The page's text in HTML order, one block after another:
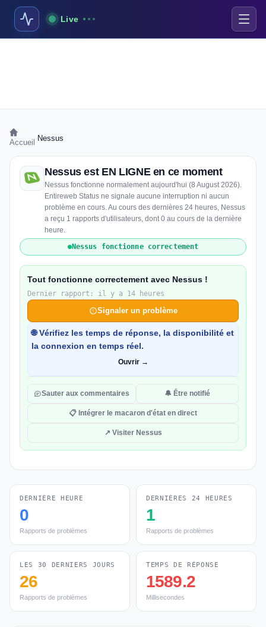
Live
Accueil Nessus
Nessus est EN LIGNE en ce moment
Nessus fonctionne normalement aujourd'hui (8 August 2026).
Entireweb Status ne signale aucune interruption ni aucun
problème en cours. Au cours des dernières 24 heures, Nessus
a reçu 1 rapports d'utilisateurs, dont 0 au cours de la dernière
heure.
Nessus fonctionne correctement
Tout fonctionne correctement avec Nessus !
Dernier rapport: il y a 14 heures
Signaler un problème
🌐 Vérifiez les temps de réponse, la disponibilité et
la connexion en temps réel.
Ouvrir →
Sauter aux commentaires 🔔 Être notifié
📋 Intégrer le macaron d'état en direct
↗ Visiter Nessus
DERNIÈRE HEURE
0
Rapports de problèmes
DERNIÈRES 24 HEURES
1
Rapports de problèmes
LES 30 DERNIERS JOURS
26
Rapports de problèmes
TEMPS DE RÉPONSE
1589.2
Millisecondes